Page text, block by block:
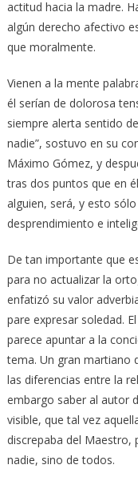
actitud hacia la madre.
algún derecho afectivo
que moralmente.
Vienen a la mente
él serían de dolorosa
siempre alerta sentido
nadie”, sostuvo en su
Máximo Gómez, y
tras dos puntos que en
alguien, será, y esto
desprendimiento e
De tan importante que
para no actualizar la
enfatizó su valor
pare expresar soledad.
parece apuntar a la
tema. Un gran martiano
las diferencias entre la
embargo saber al autor
visible, que tal vez
discrepaba del Maestro,
nadie, sino de todos.